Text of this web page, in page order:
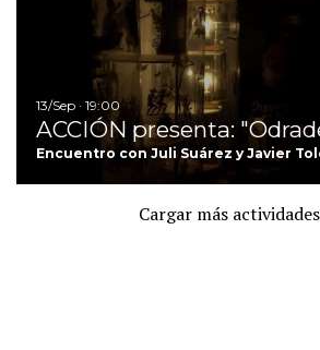
13/Sep · 19:00
ACCIÓN presenta:
Encuentro con Juli Suárez y Javier
Cargar más actividades